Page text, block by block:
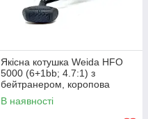
Якісна котушка Weida HFO
5000 (6+1bb; 4.7:1) з
бейтранером, коропова
котушка
В наявності